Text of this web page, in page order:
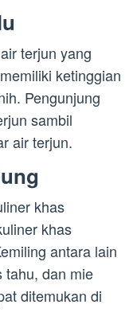
terjun yang
ketinggian
Pengunjung
sambil
air terjun.
khas
khas
antara lain
tahu, dan mie
ditemukan di